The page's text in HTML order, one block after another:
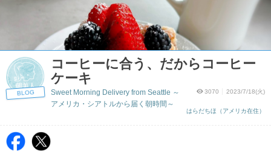
BLOG
コーヒーに合う、だからコーヒー
ケーキ
3070 2023/7/18(火)
はらだちほ（アメリカ在住）
Sweet Morning Delivery from Seattle ～
アメリカ・シアトルから届く朝時間～